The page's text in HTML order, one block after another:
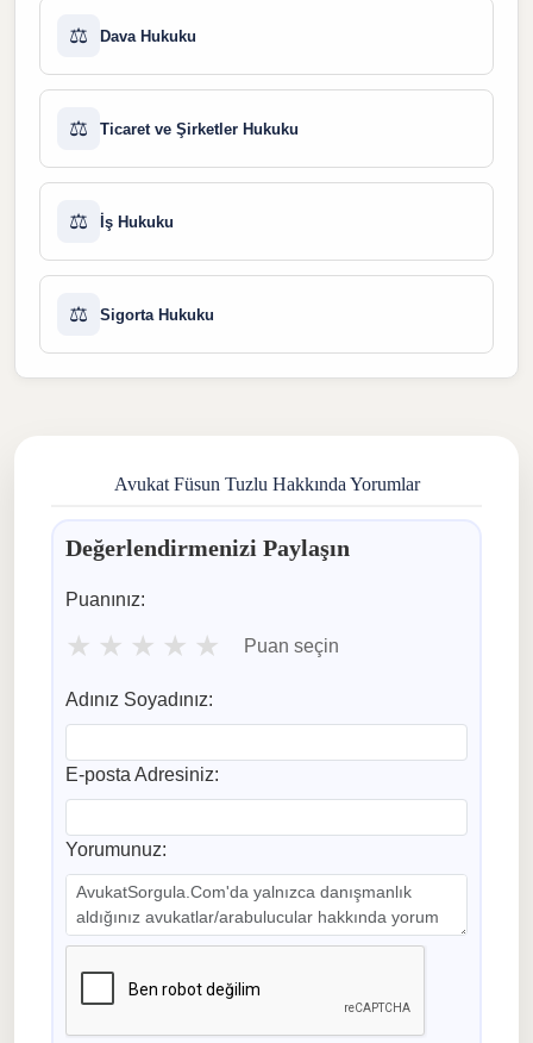
⚖️ Dava Hukuku
⚖️ Ticaret ve Şirketler Hukuku
⚖️ İş Hukuku
⚖️ Sigorta Hukuku
Avukat Füsun Tuzlu Hakkında Yorumlar
Değerlendirmenizi Paylaşın
Puanınız:
★ ★ ★ ★ ★ Puan seçin
Adınız Soyadınız:
E-posta Adresiniz:
Yorumunuz: